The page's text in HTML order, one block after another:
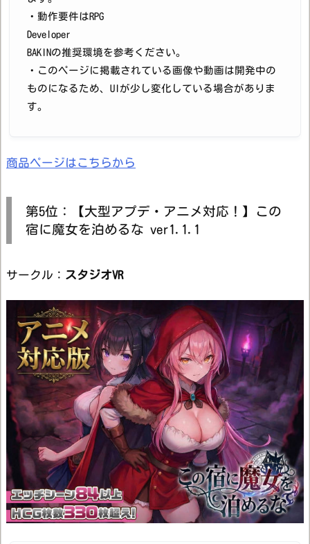
・動作要件はRPG
Developer
BAKINの推奨環境を参考ください。
・このページに掲載されている画像や動画は開発中の
ものになるため、UIが少し変化している場合がありま
す。
商品ページはこちらから
第5位：【大型アプデ・アニメ対応！】この
宿に魔女を泊めるな ver1.1.1
サークル： スタジオVR